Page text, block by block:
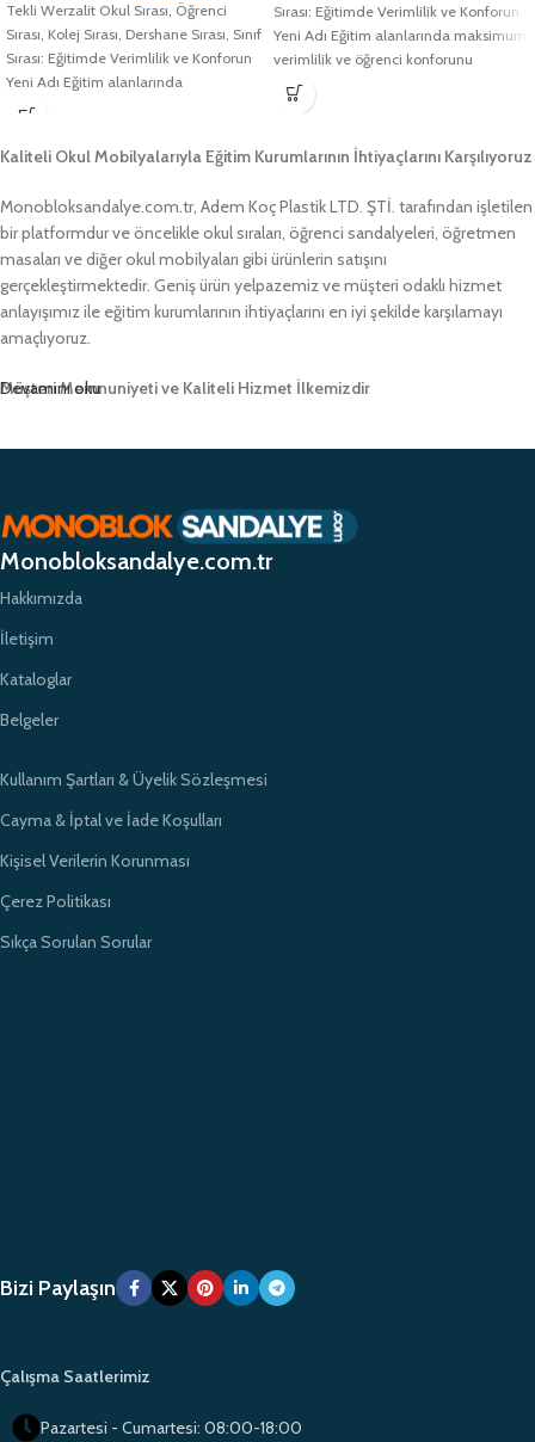
Tekli Werzalit Okul Sırası, Öğrenci
Sırası, Kolej Sırası, Dershane Sırası, Sınıf
Sırası: Eğitimde Verimlilik ve Konforun
Yeni Adı Eğitim alanlarında
Sırası: Eğitimde Verimlilik ve Konforun
Yeni Adı Eğitim alanlarında maksimum
verimlilik ve öğrenci konforunu
sağlamak
Kaliteli Okul Mobilyalarıyla Eğitim Kurumlarının İhtiyaçlarını Karşılıyoruz
Monobloksandalye.com.tr, Adem Koç Plastik LTD. ŞTİ. tarafından işletilen
bir platformdur ve öncelikle okul sıraları, öğrenci sandalyeleri, öğretmen
masaları ve diğer okul mobilyaları gibi ürünlerin satışını
gerçekleştirmektedir. Geniş ürün yelpazemiz ve müşteri odaklı hizmet
anlayışımız ile eğitim kurumlarının ihtiyaçlarını en iyi şekilde karşılamayı
amaçlıyoruz.
Müşteri Memnuniyeti ve Kaliteli Hizmet İlkemizdir
zamanında teslimat garantimizle eğitim kurumlarının ihtiyaçlarına hızlı ve
etkili çözümler sunarak sektörde öncü bir konumda yer almayı
amaçlıyoruz.
Devamını oku
Monobloksandalye.com.tr
Hakkımızda
İletişim
Kataloglar
Belgeler
Kullanım Şartları & Üyelik Sözleşmesi
Cayma & İptal ve İade Koşulları
Kişisel Verilerin Korunması
Çerez Politikası
Sıkça Sorulan Sorular
Bizi Paylaşın
Çalışma Saatlerimiz
Pazartesi - Cumartesi: 08:00-18:00